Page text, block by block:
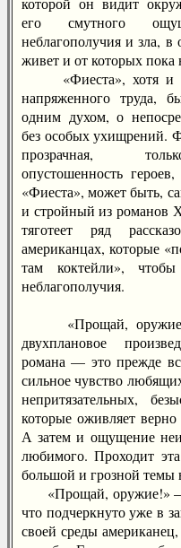
его смутного
неблагополучия и зла, в
живет и от которых пока
«Фиеста», хотя и
напряженного труда,
одним духом, о
без особых ухищрений.
прозрачная,
опустошенность
«Фиеста», может быть,
и стройный из романов
тяготеет ряд
американцах, которые
там коктейли», чтобы
неблагополучия.
«Прощай,
двухплановое
романа — это прежде
сильное чувство
непритязательных,
которые оживляет
А затем и ощущение
любимого. Проходит
большой и грозной темы
«Прощай, оружие!» —
что подчеркнуто уже в
своей среды